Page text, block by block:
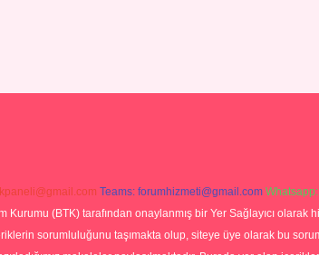
Teams: forumhizmeti@gmail.com
(BTK) tarafından onaylanmış bir Yer Sağlayıcı
sorumluluğunu taşımakta olup, siteye üye olarak bu